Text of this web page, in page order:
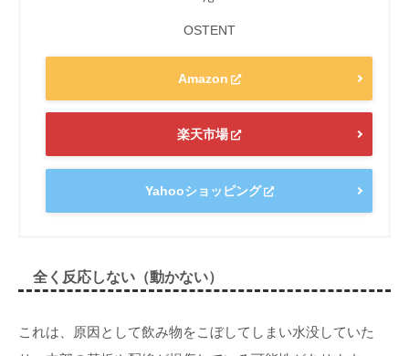
OSTENT
Amazon
楽天市場
Yahooショッピング
全く反応しない（動かない）
これは、原因として飲み物をこぼしてしまい水没していた